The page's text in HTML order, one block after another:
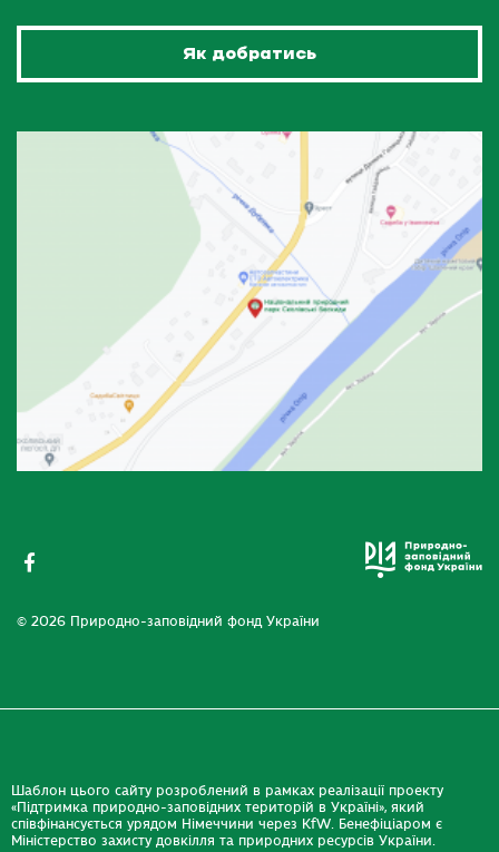
Як добратись
© 2026 Природно-заповідний фонд України
Шаблон цього сайту розроблений в рамках реалізації проекту
«Підтримка природно-заповідних територій в Україні», який
співфінансується урядом Німеччини через KfW. Бенефіціаром є
Міністерство захисту довкілля та природних ресурсів України.